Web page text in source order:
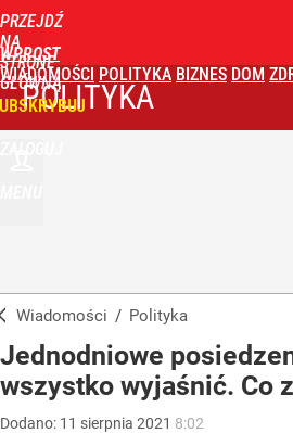
PRZEJDŹ
NA
STRONĘ
GŁÓWNĄ
WPROST
WIADOMOŚCI POLITYKA BIZNES DOM
POLITYKA
Wiadomości / Polityka
Jednodniowe
wszystko wyjaśnić. Co z
Dodano: 11 sierpnia 2021 8:02